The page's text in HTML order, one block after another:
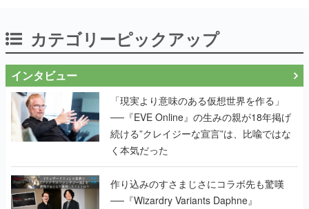
カテゴリーピックアップ
インタビュー
「現実より意味のある仮想世界を作る」
──『EVE Online』の生みの親が18年掲げ
続ける”クレイジーな宣言”は、比喩ではな
く本気だった
作り込みのすさまじさにコラボ先も驚嘆
──『Wizardry Variants Daphne』